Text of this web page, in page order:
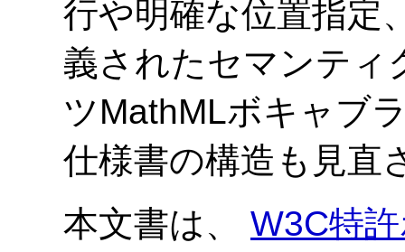
行や明確な位置指定
義されたセマンティ
ツMathMLボキャブ
仕様書の構造も見直
本文書は、 W3C特